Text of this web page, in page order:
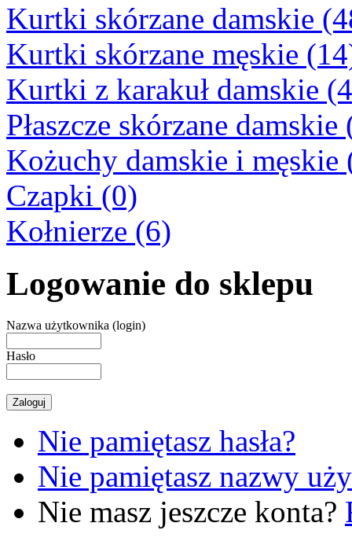
Kurtki skórzane damskie
Kurtki skórzane męskie
Kurtki z karakuł damskie
Płaszcze skórzane damskie
Kożuchy damskie i męskie
Czapki (0)
Kołnierze (6)
Logowanie do sklepu
Nazwa użytkownika (login)
Hasło
Nie pamiętasz hasła?
Nie pamiętasz nazwy
Nie masz jeszcze konta?